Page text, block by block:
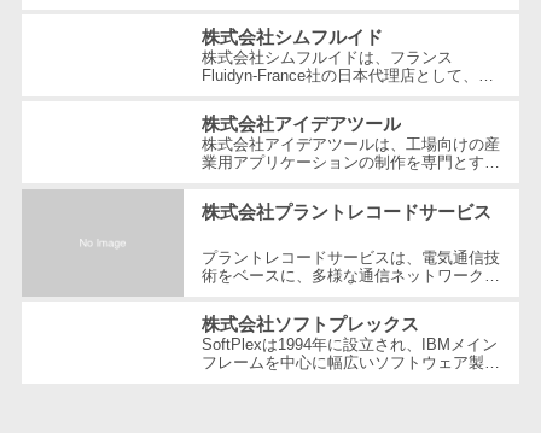
配送管理シス
テム
バース予約シ
ステム
システム
ェックアプリ
システム
配送ルート最
たクリエイティブ制作を行っています。
独...
株式会社シムフルイド
株式会社シムフルイドは、フランス
Fluidyn-France社の日本代理店として、最
使した高精度な製品を提供しています。設
立...
株式会社アイデアツール
株式会社アイデアツールは、工場向けの産
業用アプリケーションの制作を専門とする
ズ・バッテリー工場など多岐にわた...
株式会社プラントレコードサービス
プラントレコードサービスは、電気通信技
術をベースに、多様な通信ネットワーク構
ウを提供している企業です。創業以...
株式会社ソフトプレックス
SoftPlexは1994年に設立され、IBMメイン
フレームを中心に幅広いソフトウェア製品